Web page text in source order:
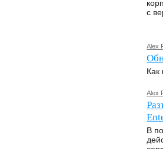
с
Alex
Как
Alex
В